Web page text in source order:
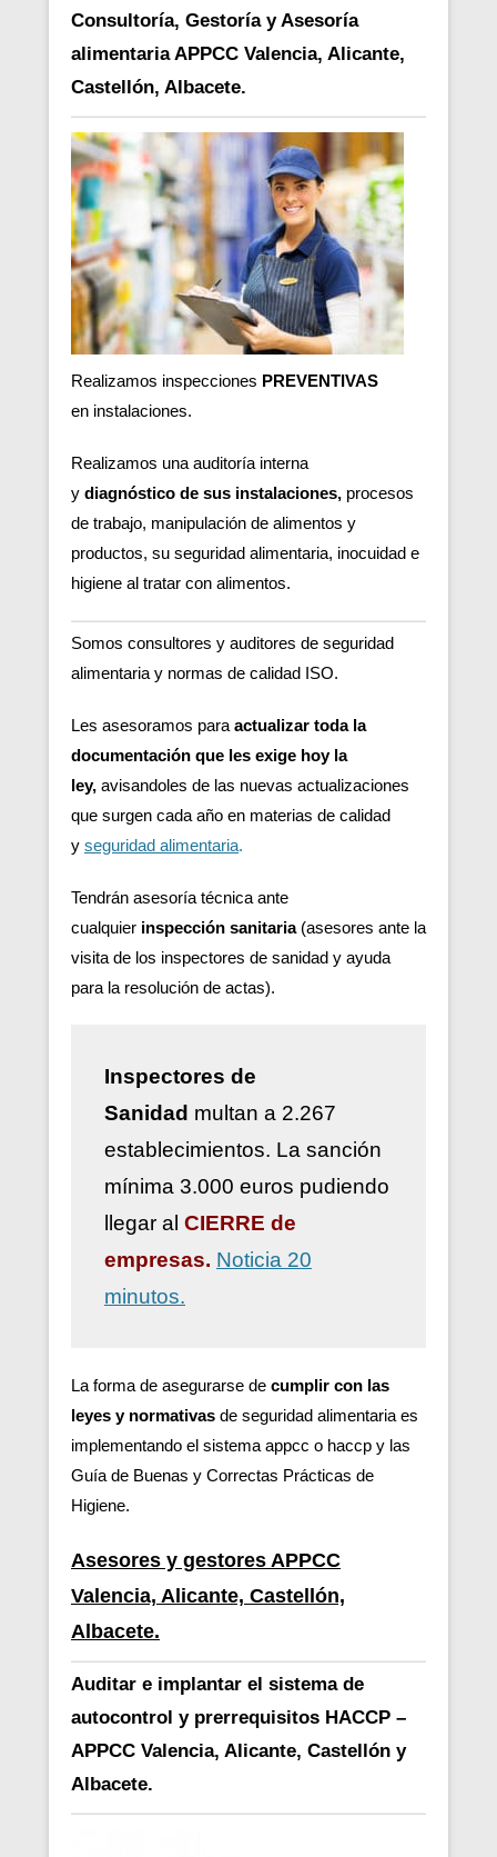
Consultoría, Gestoría y Asesoría
alimentaria APPCC Valencia, Alicante,
Castellón, Albacete.
Realizamos inspecciones PREVENTIVAS
en instalaciones.
Realizamos una auditoría interna
y diagnóstico de sus instalaciones, procesos
de trabajo, manipulación de alimentos y
productos, su seguridad alimentaria, inocuidad e
higiene al tratar con alimentos.
Somos consultores y auditores de seguridad
alimentaria y normas de calidad ISO.
Les asesoramos para actualizar toda la
documentación que les exige hoy la
ley, avisandoles de las nuevas actualizaciones
que surgen cada año en materias de calidad
y seguridad alimentaria.
Tendrán asesoría técnica ante
cualquier inspección sanitaria (asesores ante la
visita de los inspectores de sanidad y ayuda
para la resolución de actas).
Inspectores de
Sanidad multan a 2.267
establecimientos. La sanción
mínima 3.000 euros pudiendo
llegar al CIERRE de
empresas. Noticia 20
minutos.
La forma de asegurarse de cumplir con las
leyes y normativas de seguridad alimentaria es
implementando el sistema appcc o haccp y las
Guía de Buenas y Correctas Prácticas de
Higiene.
Asesores y gestores APPCC
Valencia, Alicante, Castellón,
Albacete.
Auditar e implantar el sistema de
autocontrol y prerrequisitos HACCP –
APPCC Valencia, Alicante, Castellón y
Albacete.